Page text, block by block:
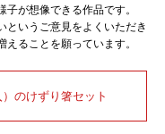
が想像できる作品です。
というご意見をよくいただき
ることを願っています。
のけずり箸セット